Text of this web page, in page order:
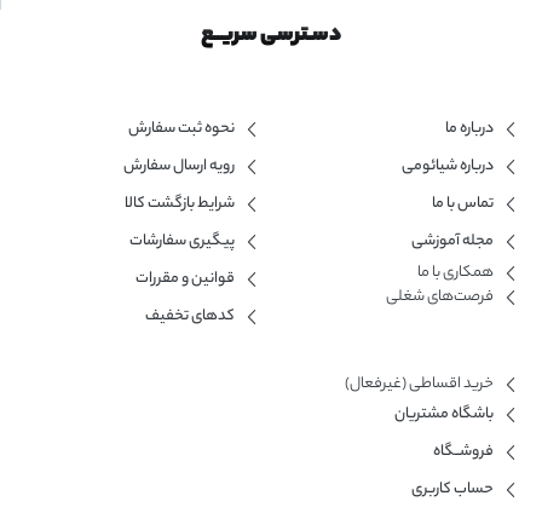
دسـترسی سریــع
درباره ما
درباره شیائومی
تماس با ما
مجله آموزشی
همکاری با ما​
فرصت‌های شغلی
نحوه ثبت سفارش
رویه ارسال سفارش
شرایط بازگشت کالا
پیگیری سفارشات
قوانین و مقررات
کدهای تخفیف
خرید اقساطی (غیرفعال)
باشگاه مشتریان
فروشــگاه
حساب کاربری